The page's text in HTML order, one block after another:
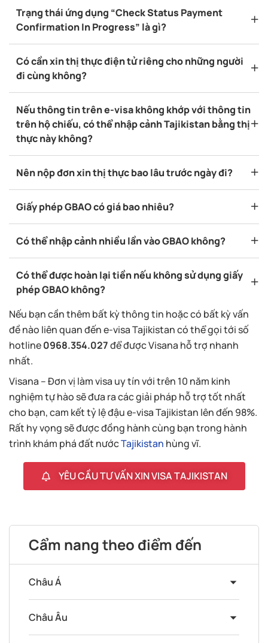
Trạng thái ứng dụng “Check Status Payment
Confirmation In Progress” là gì?
Có cần xin thị thực điện tử riêng cho những người
đi cùng không?
Nếu thông tin trên e-visa không khớp với thông tin
trên hộ chiếu, có thể nhập cảnh Tajikistan bằng thị
thực này không?
Nên nộp đơn xin thị thực bao lâu trước ngày đi?
Giấy phép GBAO có giá bao nhiêu?
Có thể nhập cảnh nhiều lần vào GBAO không?
Có thể được hoàn lại tiền nếu không sử dụng giấy
phép GBAO không?
Nếu bạn cần thêm bất kỳ thông tin hoặc có bất kỳ vấn
đề nào liên quan đến e-visa Tajikistan có thể gọi tới số
hotline0968.354.027để được Visana hỗ trợ nhanh
nhất.
Visana – Đơn vị làm visa uy tín với trên 10 năm kinh
nghiệm tự hào sẽ đưa ra các giải pháp hỗ trợ tốt nhất
cho bạn, cam kết tỷ lệ đậu e-visa Tajikistan lên đến 98%.
Rất hy vọng sẽ được đồng hành cùng bạn trong hành
trình khám phá đất nướcTajikistan hùng vĩ.
YÊU CẦU TƯ VẤN XIN VISA TAJIKISTAN
Cẩm nang theo điểm đến
Châu Á
Châu Âu